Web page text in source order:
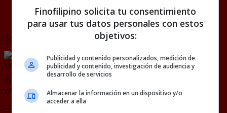
a tiros.
Se trata de Combarro, un pueblo pegado a Pontevedra.
En Pontevedra puede entrar el mar en los bares, que la cunca de
vino no se suelta ni a tiros.pic.twitter.com/dji5Ipgxa7
— EstaPasando (@EstaPasandoEsto)
Finofilipino solicita tu consentimiento
para usar tus datos personales con estos
objetivos:
Publicidad y contenido personalizados, medición de
publicidad y contenido, investigación de audiencia y
desarrollo de servicios
Almacenar la información en un dispositivo y/o
acceder a ella